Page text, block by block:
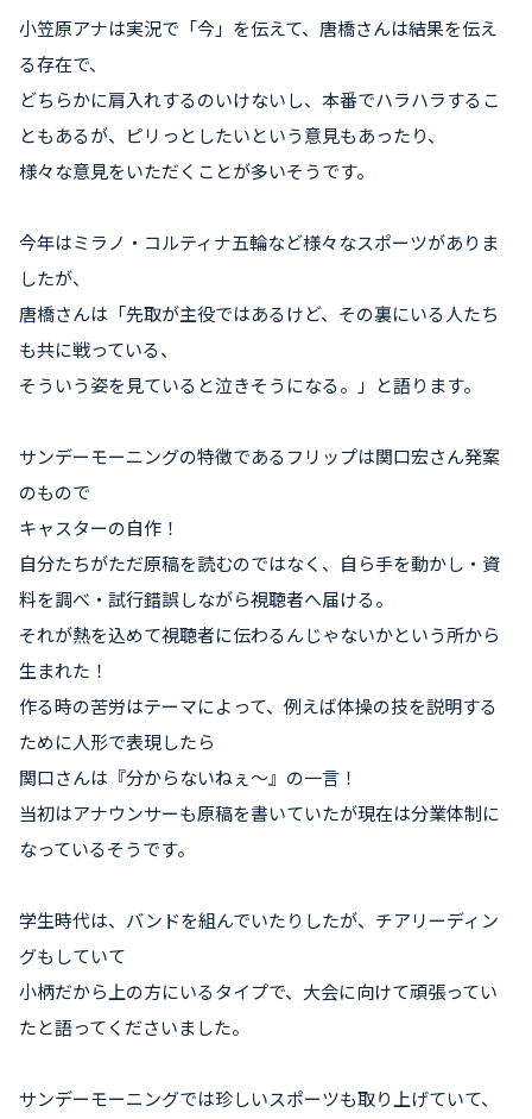
小笠原アナは実況で「今」を伝えて、唐橋さんは結果を伝え
る存在で、
どちらかに肩入れするのいけないし、本番でハラハラするこ
ともあるが、ピリっとしたいという意見もあったり、
様々な意見をいただくことが多いそうです。
今年はミラノ・コルティナ五輪など様々なスポーツがありま
したが、
唐橋さんは「先取が主役ではあるけど、その裏にいる人たち
も共に戦っている、
そういう姿を見ていると泣きそうになる。」と語ります。
サンデーモーニングの特徴であるフリップは関口宏さん発案
のもので
キャスターの自作！
自分たちがただ原稿を読むのではなく、自ら手を動かし・資
料を調べ・試行錯誤しながら視聴者へ届ける。
それが熱を込めて視聴者に伝わるんじゃないかという所から
生まれた！
作る時の苦労はテーマによって、例えば体操の技を説明する
ために人形で表現したら
関口さんは『分からないねぇ～』の一言！
当初はアナウンサーも原稿を書いていたが現在は分業体制に
なっているそうです。
学生時代は、バンドを組んでいたりしたが、チアリーディン
グもしていて
小柄だから上の方にいるタイプで、大会に向けて頑張ってい
たと語ってくださいました。
サンデーモーニングでは珍しいスポーツも取り上げていて、